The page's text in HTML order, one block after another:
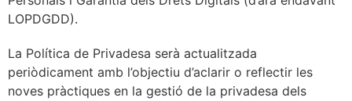
LOPDGDD).
La Política de Privadesa serà actualitzada
periòdicament amb l’objectiu d’aclarir o reflectir les
noves pràctiques en la gestió de la privadesa dels